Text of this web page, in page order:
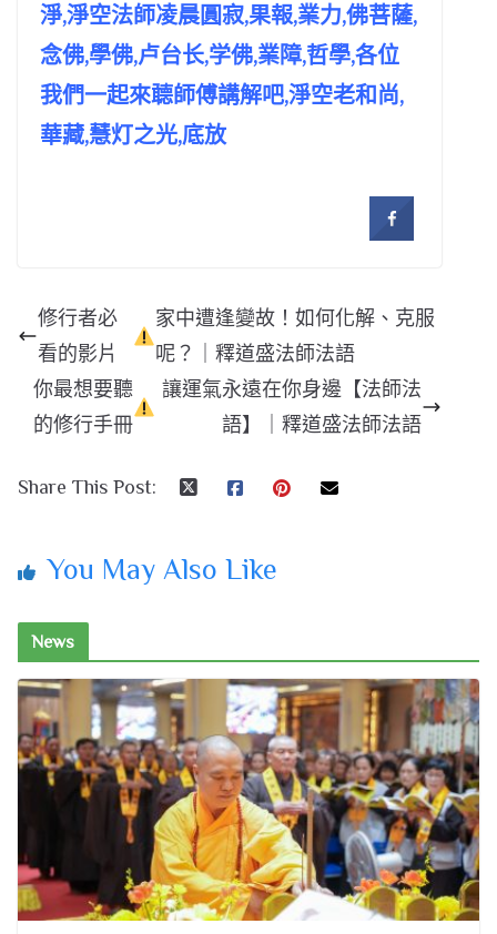
淨,淨空法師凌晨圓寂,果報,業力,佛菩薩,
念佛,學佛,卢台长,学佛,業障,哲學,各位
我們一起來聼師傅講解吧,淨空老和尚,
華藏,慧灯之光,底放
修行者必
看的影片
家中遭逢變故！如何化解、克服
呢？｜釋道盛法師法語
你最想要聽
的修行手冊
讓運氣永遠在你身邊【法師法
語】｜釋道盛法師法語
Share This Post:
You May Also Like
News